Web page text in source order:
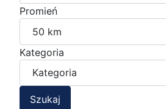
Promień
Kategoria
Szukaj